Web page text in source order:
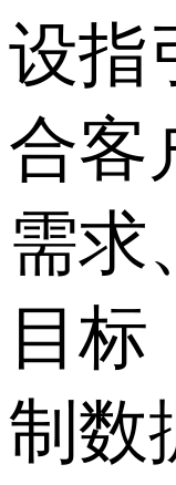
设指
合客
需求
目标
制数